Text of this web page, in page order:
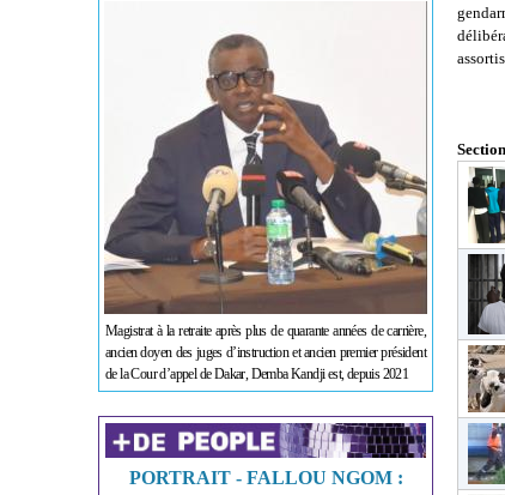
Magistrat à la retraite après plus de quarante années de carrière,
ancien doyen des juges d’instruction et ancien premier président
de la Cour d’appel de Dakar, Demba Kandji est, depuis 2021
PORTRAIT - FALLOU NGOM :